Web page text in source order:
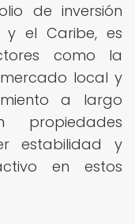
de inversión
y el Caribe, es
como la
local y
a largo
estabilidad y
en estos